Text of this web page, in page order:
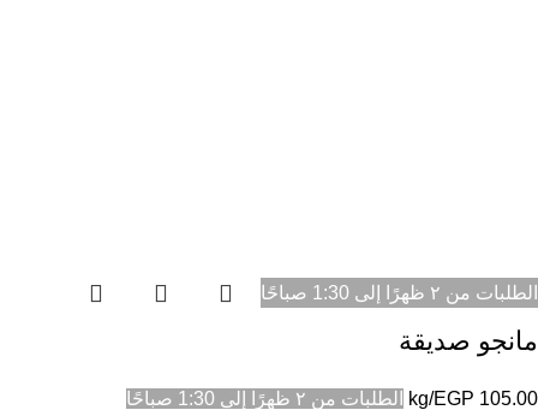
الطلبات من ٢ ظهرًا إلى 1:30 صباحًا
مانجو صديقة
EGP 105.00
/kg الطلبات من ٢ ظهرًا إلى 1:30 صباحًا